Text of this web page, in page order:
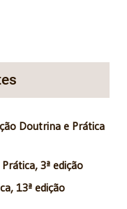
Doutrina e Prática
3ª edição
13ª edição